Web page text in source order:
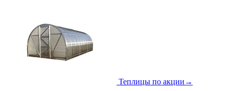
Теплицы по акции →